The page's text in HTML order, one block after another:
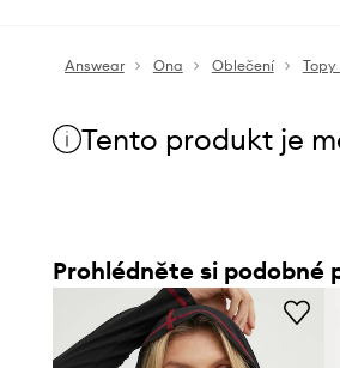
Answear Ona Oblečení
Tento produkt je
Prohlédněte si podobné